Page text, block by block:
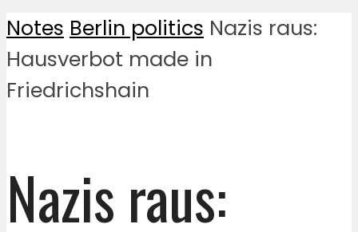
Notes Berlin politics Nazis raus:
Hausverbot made in
Friedrichshain
Nazis raus: